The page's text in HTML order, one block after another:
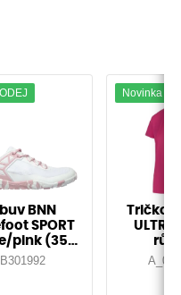
BNN
SPORT
pink (35-
Doprodej!
B301992
Novinka
Tričko